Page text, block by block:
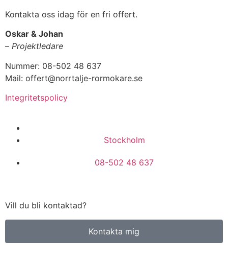
Kontakta oss idag för en fri offert.
Oskar & Johan
– Projektledare
Nummer: 08-502 48 637
Mail: offert@norrtalje-rormokare.se
Integritetspolicy
Stockholm
08-502 48 637
Vill du bli kontaktad?
Kontakta mig